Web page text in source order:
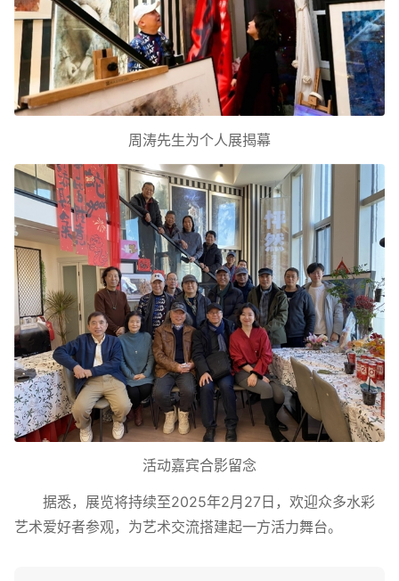
周涛先生为个人展揭幕
活动嘉宾合影留念
据悉，展览将持续至2025年2月27日，欢迎众多水彩
艺术爱好者参观，为艺术交流搭建起一方活力舞台。